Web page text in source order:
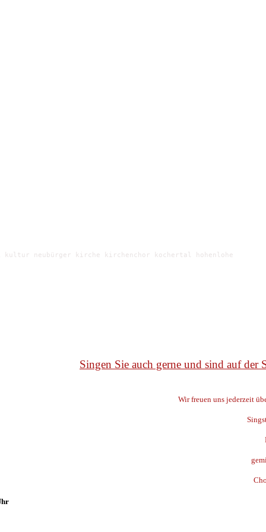
neubürger kirche kirchenchor kochertal hohenlohe
Singen Sie auch gerne und sind auf der
Wir freuen uns jederzeit